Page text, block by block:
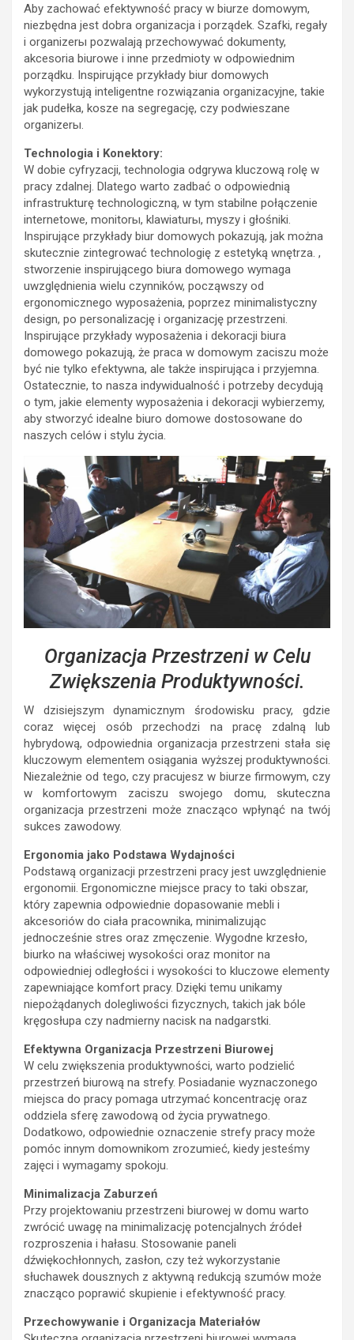
Aby zachować efektywność pracy w biurze domowym,
niezbędna jest dobra organizacja i porządek. Szafki, regały
i organizerы pozwalają przechowywać dokumenty,
akcesoria biurowe i inne przedmioty w odpowiednim
porządku. Inspirujące przykłady biur domowych
wykorzystują inteligentne rozwiązania organizacyjne, takie
jak pudełka, kosze na segregację, czy podwieszane
organizerы.
Technologia i Konektory:
W dobie cyfryzacji, technologia odgrywa kluczową rolę w
pracy zdalnej. Dlatego warto zadbać o odpowiednią
infrastrukturę technologiczną, w tym stabilne połączenie
internetowe, monitorы, klawiaturы, myszy i głośniki.
Inspirujące przykłady biur domowych pokazują, jak można
skutecznie zintegrować technologię z estetyką wnętrza. ,
stworzenie inspirującego biura domowego wymaga
uwzględnienia wielu czynników, począwszy od
ergonomicznego wyposażenia, poprzez minimalistyczny
design, po personalizację i organizację przestrzeni.
Inspirujące przykłady wyposażenia i dekoracji biura
domowego pokazują, że praca w domowym zaciszu może
być nie tylko efektywna, ale także inspirująca i przyjemna.
Ostatecznie, to nasza indywidualność i potrzeby decydują
o tym, jakie elementy wyposażenia i dekoracji wybierzemy,
aby stworzyć idealne biuro domowe dostosowane do
naszych celów i stylu życia.
Organizacja Przestrzeni w Celu
Zwiększenia Produktywności.
W dzisiejszym dynamicznym środowisku pracy, gdzie
coraz więcej osób przechodzi na pracę zdalną lub
hybrydową, odpowiednia organizacja przestrzeni stała się
kluczowym elementem osiągania wyższej produktywności.
Niezależnie od tego, czy pracujesz w biurze firmowym, czy
w komfortowym zaciszu swojego domu, skuteczna
organizacja przestrzeni może znacząco wpłynąć na twój
sukces zawodowy.
Ergonomia jako Podstawa Wydajności
Podstawą organizacji przestrzeni pracy jest uwzględnienie
ergonomii. Ergonomiczne miejsce pracy to taki obszar,
który zapewnia odpowiednie dopasowanie mebli i
akcesoriów do ciała pracownika, minimalizując
jednocześnie stres oraz zmęczenie. Wygodne krzesło,
biurko na właściwej wysokości oraz monitor na
odpowiedniej odległości i wysokości to kluczowe elementy
zapewniające komfort pracy. Dzięki temu unikamy
niepożądanych dolegliwości fizycznych, takich jak bóle
kręgosłupa czy nadmierny nacisk na nadgarstki.
Efektywna Organizacja Przestrzeni Biurowej
W celu zwiększenia produktywności, warto podzielić
przestrzeń biurową na strefy. Posiadanie wyznaczonego
miejsca do pracy pomaga utrzymać koncentrację oraz
oddziela sferę zawodową od życia prywatnego.
Dodatkowo, odpowiednie oznaczenie strefy pracy może
pomóc innym domownikom zrozumieć, kiedy jesteśmy
zajęci i wymagamy spokoju.
Minimalizacja Zaburzeń
Przy projektowaniu przestrzeni biurowej w domu warto
zwrócić uwagę na minimalizację potencjalnych źródeł
rozproszenia i hałasu. Stosowanie paneli
dźwiękochłonnych, zasłon, czy też wykorzystanie
słuchawek dousznych z aktywną redukcją szumów może
znacząco poprawić skupienie i efektywność pracy.
Przechowywanie i Organizacja Materiałów